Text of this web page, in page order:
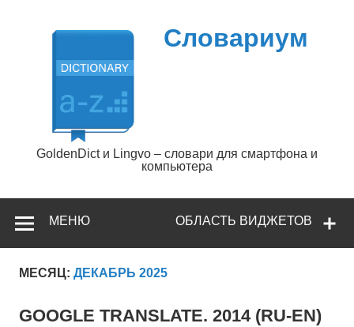
содержимому
Словариум
GoldenDict и Lingvo – словари для смартфона и
компьютера
ОБЛАСТЬ ВИДЖЕТОВ
МЕНЮ
МЕСЯЦ: ДЕКАБРЬ 2025
GOOGLE TRANSLATE. 2014 (RU-EN)